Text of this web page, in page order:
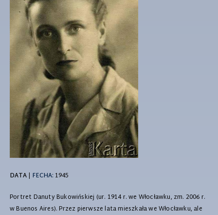
DATA| FECHA: 1945
Portret Danuty Bukowińskiej (ur. 1914 r. we Włocławku, zm. 2006 r.
w Buenos Aires). Przez pierwsze lata mieszkała we Włocławku, ale